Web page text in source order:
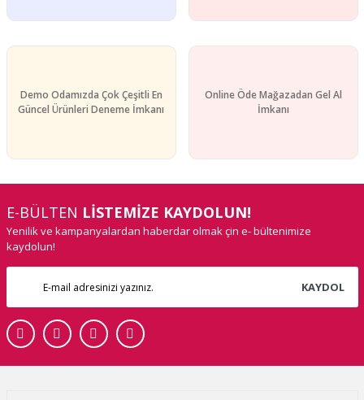
Demo Odamızda Çok Çeşitli En
Güncel Ürünleri Deneme İmkanı
Online Öde Mağazadan Gel Al
İmkanı
E-BÜLTEN LİSTEMİZE KAYDOLUN!
Yenilik ve kampanyalardan haberdar olmak çin e- bültenimize
kaydolun!
KAYDOL